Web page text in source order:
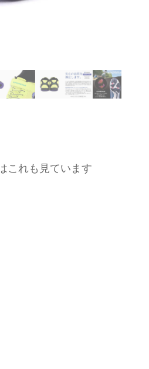
これも見ています